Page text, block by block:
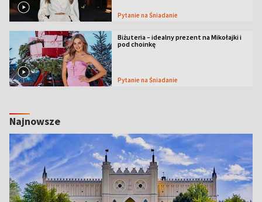
Pytanie na Śniadanie
Biżuteria – idealny prezent na Mikołajki i
pod choinkę
Pytanie na Śniadanie
Najnowsze